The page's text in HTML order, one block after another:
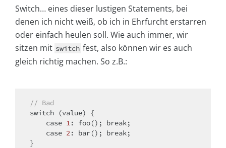
Switch… eines dieser lustigen Statements, bei
denen ich nicht weiß, ob ich in Ehrfurcht erstarren
oder einfach heulen soll. Wie auch immer, wir
sitzen mit switch fest, also können wir es auch
gleich richtig machen. So z.B.:
// Bad
switch (value) {
case 1 : foo(); break;
case 2 : bar(); break;
}